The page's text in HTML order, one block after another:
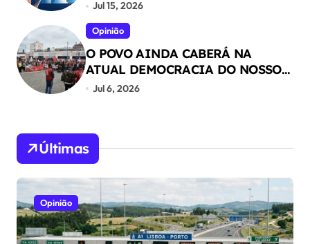
Jul 15, 2026
Opinião
O POVO AINDA CABERÁ NA
ATUAL DEMOCRACIA DO NOSSO
PAÍS ?
Jul 6, 2026
Últimas
Opinião